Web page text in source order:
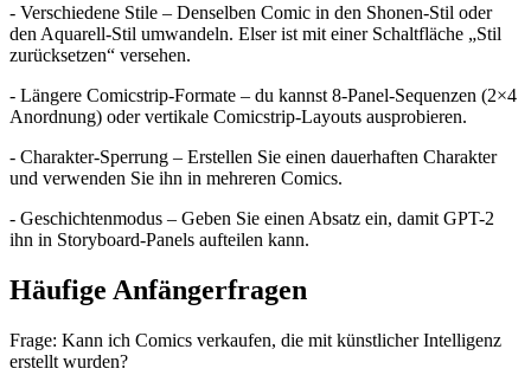
- Verschiedene Stile – Denselben Comic in den Shonen-Stil oder
den Aquarell-Stil umwandeln. Elser ist mit einer Schaltfläche „Stil
zurücksetzen“ versehen.
- Längere Comicstrip-Formate – du kannst 8-Panel-Sequenzen (2×4
Anordnung) oder vertikale Comicstrip-Layouts ausprobieren.
- Charakter-Sperrung – Erstellen Sie einen dauerhaften Charakter
und verwenden Sie ihn in mehreren Comics.
- Geschichtenmodus – Geben Sie einen Absatz ein, damit GPT-2
ihn in Storyboard-Panels aufteilen kann.
Häufige Anfängerfragen
Frage: Kann ich Comics verkaufen, die mit künstlicher Intelligenz
erstellt wurden?